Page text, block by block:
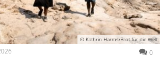
© Kathrin Harms/Brot für die Welt
0